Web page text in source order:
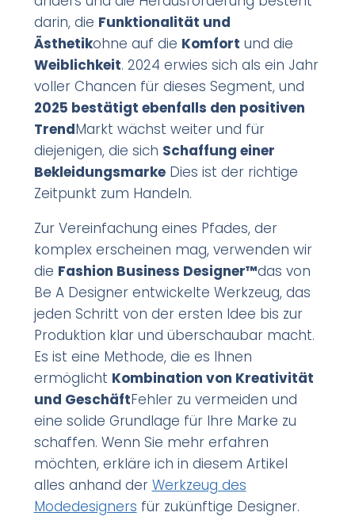
darin, die Funktionalität und
Ästhetikohne auf die Komfort und die
Weiblichkeit. 2024 erwies sich als ein Jahr
voller Chancen für dieses Segment, und
2025 bestätigt ebenfalls den positiven
TrendMarkt wächst weiter und für
diejenigen, die sich Schaffung einer
BekleidungsmarkeDies ist der richtige
Zeitpunkt zum Handeln.
Zur Vereinfachung eines Pfades, der
komplex erscheinen mag, verwenden wir
die Fashion Business Designer™das von
Be A Designer entwickelte Werkzeug, das
jeden Schritt von der ersten Idee bis zur
Produktion klar und überschaubar macht.
Es ist eine Methode, die es Ihnen
ermöglicht Kombination von Kreativität
und GeschäftFehler zu vermeiden und
eine solide Grundlage für Ihre Marke zu
schaffen. Wenn Sie mehr erfahren
möchten, erkläre ich in diesem Artikel
alles anhand der Werkzeug des
Modedesigners für zukünftige Designer.